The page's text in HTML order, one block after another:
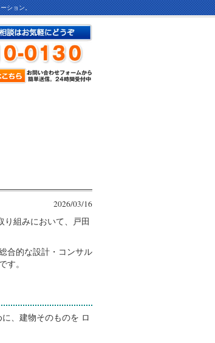
ション。
2026/03/16
り組みにおいて、戸田
合的な設計・コンサル
す。
、建物そのものを ロ